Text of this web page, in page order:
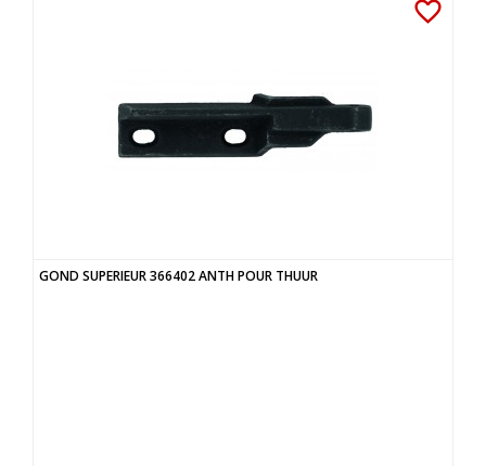
GOND SUPERIEUR 366402 ANTH POUR THUUR
favorite_border